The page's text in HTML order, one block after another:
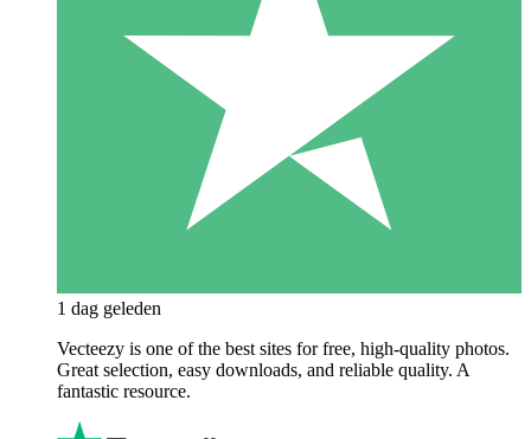
1 dag geleden
Vecteezy is one of the best sites for free, high‑quality photos.
Great selection, easy downloads, and reliable quality. A
fantastic resource.